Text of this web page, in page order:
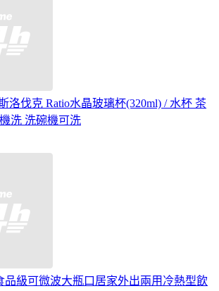
洛伐克 Ratio水晶玻璃杯(320ml) / 水杯 茶
洗 洗碗機可洗
品級可微波大瓶口居家外出兩用冷熱型飲